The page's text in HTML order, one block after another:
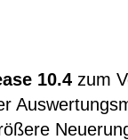
10.4 zum